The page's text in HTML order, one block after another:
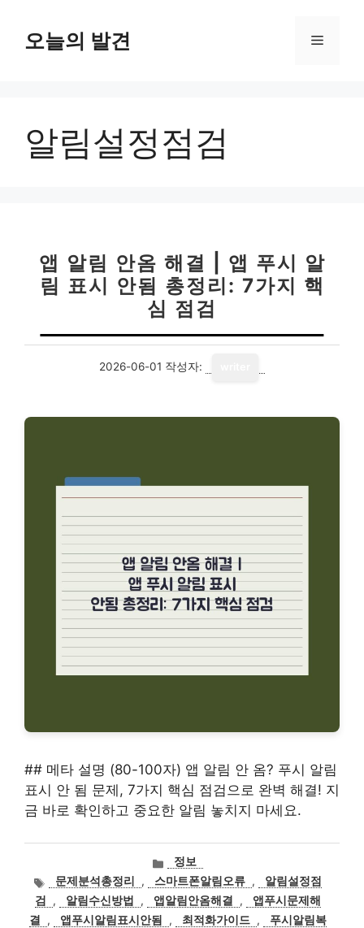
오늘의 발견 메
알림설정점검
앱 알림 안옴 해결 | 앱 푸시 알
림 표시 안됨 총정리: 7가지 핵
심 점검
2026-06-01 작성자:
## 메타 설명 (80-100자) 앱 알림 안 옴? 푸시 알림
표시 안 됨 문제, 7가지 핵심 점검으로 완벽 해결! 지
금 바로 확인하고 중요한 알림 놓치지 마세요.
카
테
고
리
정보
태문제분석총정리 , 스마트폰알림오류 ,
알림설정점
검
, 알림수신방법 , 앱알림안옴해결 ,
앱푸시문제해
결
, 앱푸시알림표시안됨 , 최적화가이드 ,
푸시알림복